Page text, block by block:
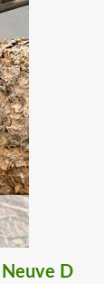
Neuve D